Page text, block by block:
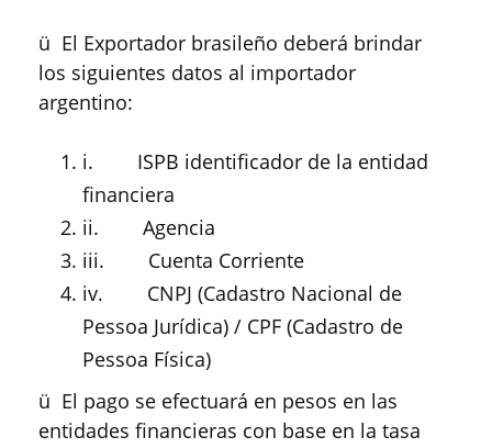
ü El Exportador brasileño deberá brindar
los siguientes datos al importador
argentino:
i. ISPB identificador de la entidad
financiera
ii. Agencia
iii. Cuenta Corriente
iv. CNPJ (Cadastro Nacional de
Pessoa Jurídica) / CPF (Cadastro de
Pessoa Física)
ü El pago se efectuará en pesos en las
entidades financieras con base en la tasa